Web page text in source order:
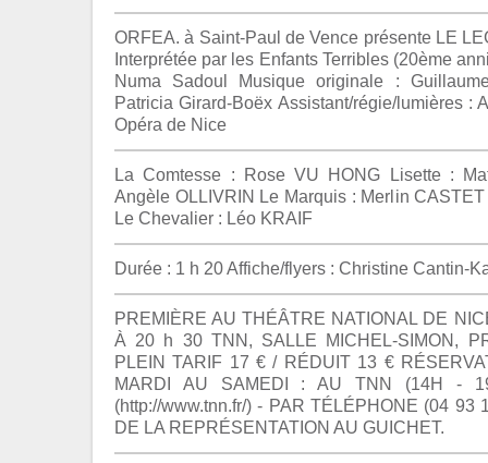
ORFEA. à Saint-Paul de Vence présente LE
Interprétée par les Enfants Terribles (20ème
Numa Sadoul Musique originale :
Patricia Girard-Boëx Assistant/régie/lumières :
Opéra de Nice
La Comtesse : Rose VU HONG Lisette :
Angèle OLLIVRIN Le Marquis : Merlin
Le Chevalier : Léo KRAIF
Durée : 1 h 20 Affiche/flyers : Christine Cantin-
PREMIÈRE AU THÉÂTRE NATIONAL DE
À 20 h 30 TNN, SALLE MICHEL-SIMON,
PLEIN TARIF 17 € / RÉDUIT 13 €
MARDI AU SAMEDI : AU TNN (14H -
(http://www.tnn.fr/) - PAR TÉLÉPHONE (04 93
DE LA REPRÉSENTATION AU GUICHET.